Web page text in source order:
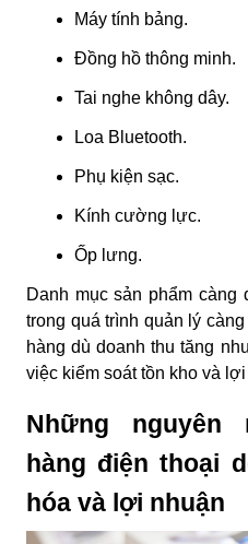
Máy tính bảng.
Đồng hồ thông minh.
Tai nghe không dây.
Loa Bluetooth.
Phụ kiện sạc.
Kính cường lực.
Ốp lưng.
Danh mục sản phẩm
trong quá trình quản lý
hàng dù doanh thu tăng
việc kiểm soát tồn kho và
Những nguyên
hàng điện thoại
hóa và lợi nhuận